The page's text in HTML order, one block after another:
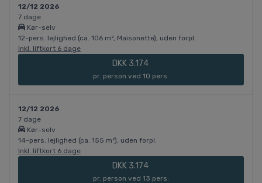
12/12 2026
7 dage
Kør-selv
12-pers. lejlighed (ca. 106 m², Maisonette), uden forpl.
Inkl. liftkort 6 dage
DKK 3.174
pr. person ved 10 pers.
12/12 2026
7 dage
Kør-selv
14-pers. lejlighed (ca. 155 m²), uden forpl.
Inkl. liftkort 6 dage
DKK 3.174
pr. person ved 13 pers.